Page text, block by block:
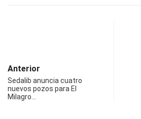
Anterior
Sedalib anuncia cuatro
nuevos pozos para El
Milagro…